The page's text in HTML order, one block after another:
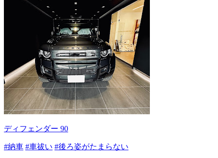
ディフェンダー 90
#納車 #車祓い #後ろ姿がたまらない